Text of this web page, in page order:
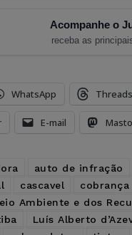
Acompanhe o
receba as
WhatsApp Threads
E-mail
auto de infração
cascavel
Ambiente e dos
Luís Alberto